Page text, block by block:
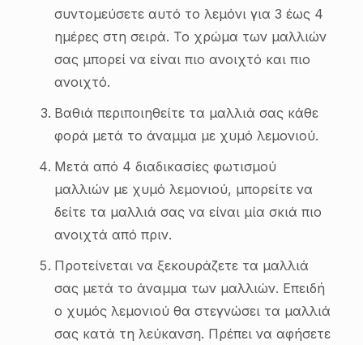
συντομεύσετε αυτό το λεμόνι για 3 έως 4
ημέρες στη σειρά. Το χρώμα των μαλλιών
σας μπορεί να είναι πιο ανοιχτό και πιο
ανοιχτό.
Βαθιά περιποιηθείτε τα μαλλιά σας κάθε
φορά μετά το άναμμα με χυμό λεμονιού.
Μετά από 4 διαδικασίες φωτισμού
μαλλιών με χυμό λεμονιού, μπορείτε να
δείτε τα μαλλιά σας να είναι μία σκιά πιο
ανοιχτά από πριν.
Προτείνεται να ξεκουράζετε τα μαλλιά
σας μετά το άναμμα των μαλλιών. Επειδή
ο χυμός λεμονιού θα στεγνώσει τα μαλλιά
σας κατά τη λεύκανση. Πρέπει να αφήσετε